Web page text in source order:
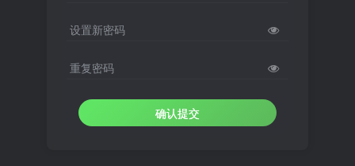
设置新密码
重复密码
确认提交